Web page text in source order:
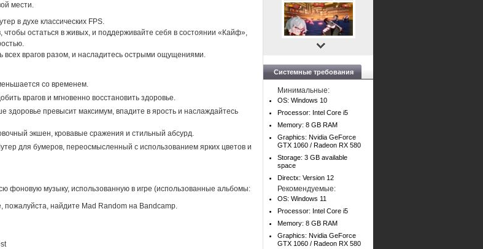
мести.
в духе классических FPS.
чтобы остаться в живых, и поддерживайте себя в состоянии «Кайф»,
всех врагов разом, и насладитесь острыми ощущениями.
со временем.
врагов и мгновенно восстановить здоровье.
здоровье превысит максимум, впадите в ярость и наслаждайтесь
экшен, кровавые сражения и стильный абсурд.
для бумеров, переосмысленный с использованием ярких цветов и
фоновую музыку, использованную в игре (использованные альбомы:
пожалуйста, найдите Mad Random на Bandcamp.
Системные требования
Минимальные:
OS: Windows 10
Processor: Intel Core i5
Memory: 8 GB RAM
Graphics: Nvidia GeForce
GTX 1060 / Radeon RX 580
Storage: 3 GB available
space
Directx: Version 12
Рекомендуемые:
OS: Windows 11
Processor: Intel Core i5
Memory: 8 GB RAM
Graphics: Nvidia GeForce
GTX 1060 / Radeon RX 580